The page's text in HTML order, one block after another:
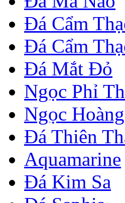
Đá Cẩm
Đá Cẩm
Đá Mắt Đỏ
Ngọc Phỉ
Ngọc
Đá Thiên
Aquamarine
Đá Kim Sa